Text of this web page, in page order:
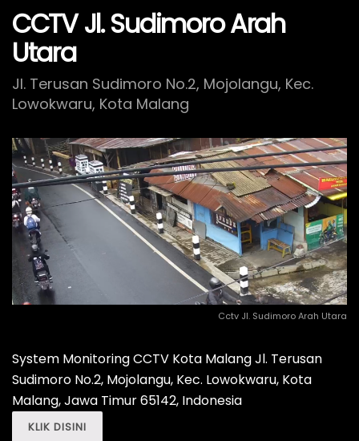
CCTV Jl. Sudimoro Arah
Utara
Jl. Terusan Sudimoro No.2, Mojolangu, Kec.
Lowokwaru, Kota Malang
Cctv Jl. Sudimoro Arah Utara
System Monitoring CCTV Kota Malang Jl. Terusan
Sudimoro No.2, Mojolangu, Kec. Lowokwaru, Kota
Malang, Jawa Timur 65142, Indonesia
KLIK DISINI